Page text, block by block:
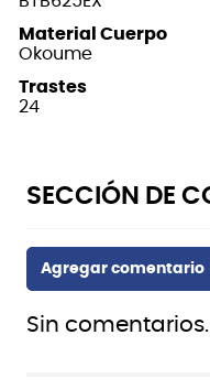
Material Cuerpo
Okoume
Trastes
24
Sin comentarios.